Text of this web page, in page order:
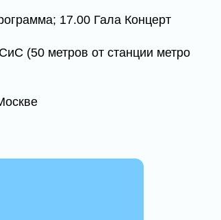
17.00 Гала Концерт
(50 метров от станции метро